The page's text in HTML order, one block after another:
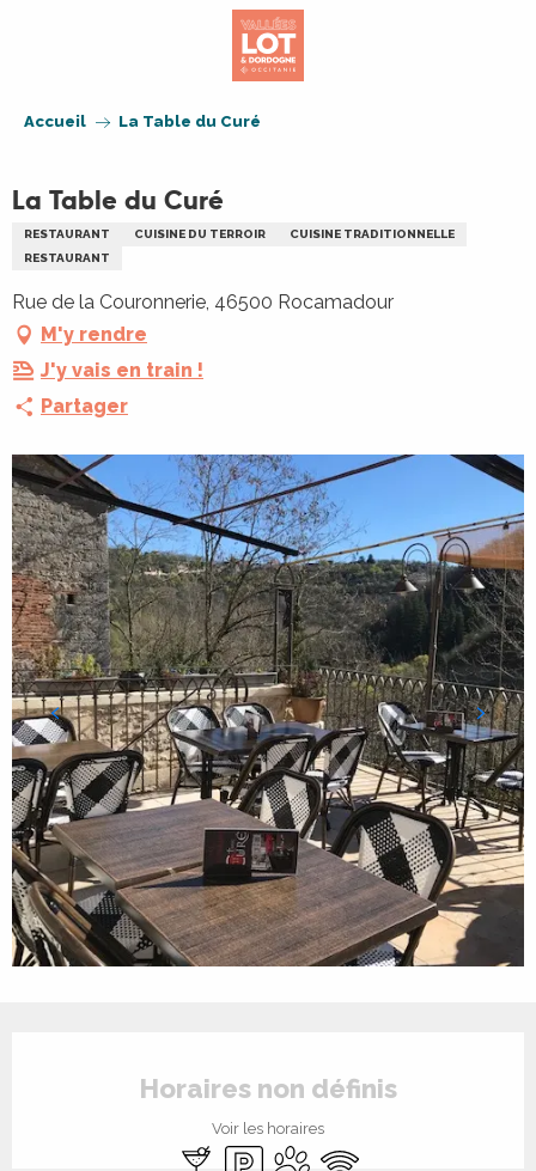
Accueil La Table du Curé
La Table du Curé
RESTAURANT CUISINE DU TERROIR
CUISINE TRADITIONNELLE
RESTAURANT
Rue de la Couronnerie, 46500 Rocamadour
M'y rendre
J'y vais en train !
Partager
Horaires non définis
Voir les horaires
Bar / Buvette
ParkingAnimaux acceptés
WiFi